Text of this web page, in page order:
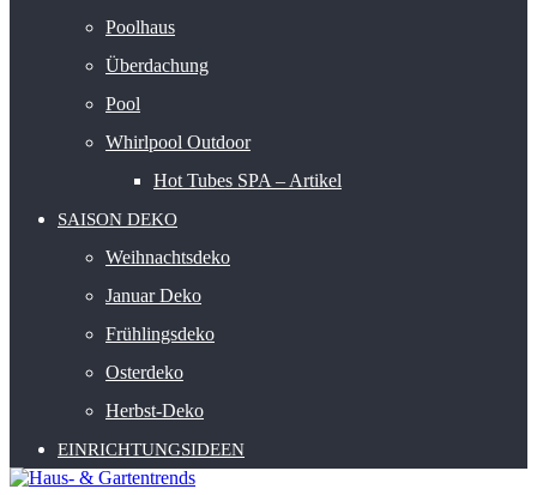
Poolhaus
Überdachung
Pool
Whirlpool Outdoor
Hot Tubes SPA – Artikel
SAISON DEKO
Weihnachtsdeko
Januar Deko
Frühlingsdeko
Osterdeko
Herbst-Deko
EINRICHTUNGSIDEEN